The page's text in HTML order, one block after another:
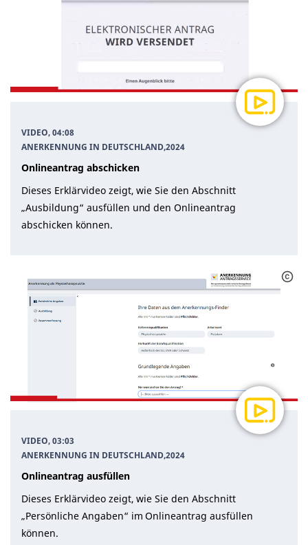
VIDEO, 04:08
ANERKENNUNG IN DEUTSCHLAND,2024
Onlineantrag abschicken
Dieses Erklärvideo zeigt, wie Sie den Abschnitt
„Ausbildung“ ausfüllen und den Onlineantrag
abschicken können.
VIDEO, 03:03
ANERKENNUNG IN DEUTSCHLAND,2024
Onlineantrag ausfüllen
Dieses Erklärvideo zeigt, wie Sie den Abschnitt
„Persönliche Angaben“ im Onlineantrag ausfüllen
können.